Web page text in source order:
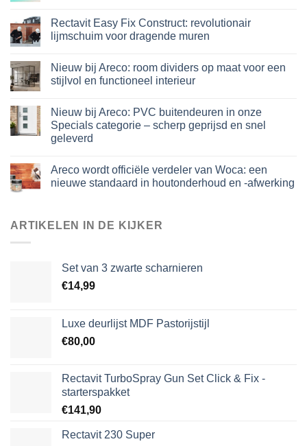
Rectavit Easy Fix Construct: revolutionair
lijmschuim voor dragende muren
Nieuw bij Areco: room dividers op maat voor een
stijlvol en functioneel interieur
Nieuw bij Areco: PVC buitendeuren in onze
Specials categorie – scherp geprijsd en snel
geleverd
Areco wordt officiële verdeler van Woca: een
nieuwe standaard in houtonderhoud en -afwerking
ARTIKELEN IN DE KIJKER
Set van 3 zwarte scharnieren
€14,99
Luxe deurlijst MDF Pastorijstijl
€80,00
Rectavit TurboSpray Gun Set Click & Fix -
starterspakket
€141,90
Rectavit 230 Super